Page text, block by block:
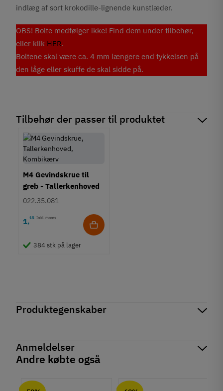
indlæg af sort krokodille-lignende kunstlæder.
OBS! Bolte medfølger ikke! Find dem under tilbehør,
eller klik HER.
Boltene skal være ca. 4 mm længere end tykkelsen på
den låge eller skuffe de skal sidde på.
Tilbehør der passer til produktet
M4 Gevindskrue til
greb - Tallerkenhoved
- Krydskærv
022.35.081
1,15 Inkl. moms
384 stk på lager
Produktegenskaber
Produktinformation
Zinklegering
Anmeldelser
Andre købte også